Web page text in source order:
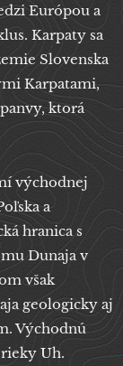
Európou a
Karpaty sa
Slovenska
Karpatami,
ktorá
východnej
a
hranica s
Dunaja v
však
geologicky aj
Východnú
Uh.